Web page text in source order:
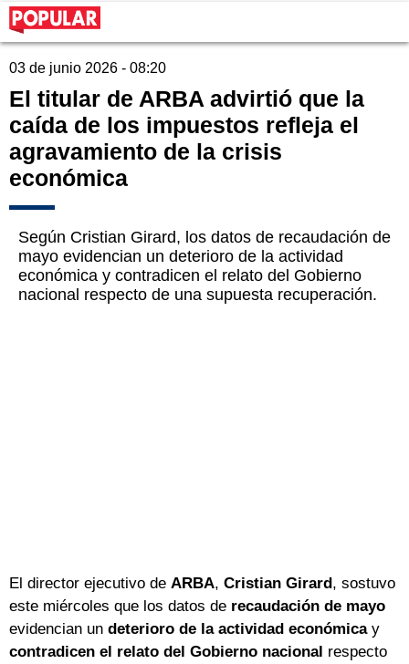
03 de junio 2026 - 08:20
El titular de ARBA advirtió que la
caída de los impuestos refleja el
agravamiento de la crisis
económica
Según Cristian Girard, los datos de recaudación de
mayo evidencian un deterioro de la actividad
económica y contradicen el relato del Gobierno
nacional respecto de una supuesta recuperación.
El director ejecutivo de ARBA, Cristian Girard, sostuvo
este miércoles que los datos de recaudación de mayo
evidencian un deterioro de la actividad económica y
contradicen el relato del Gobierno nacional respecto